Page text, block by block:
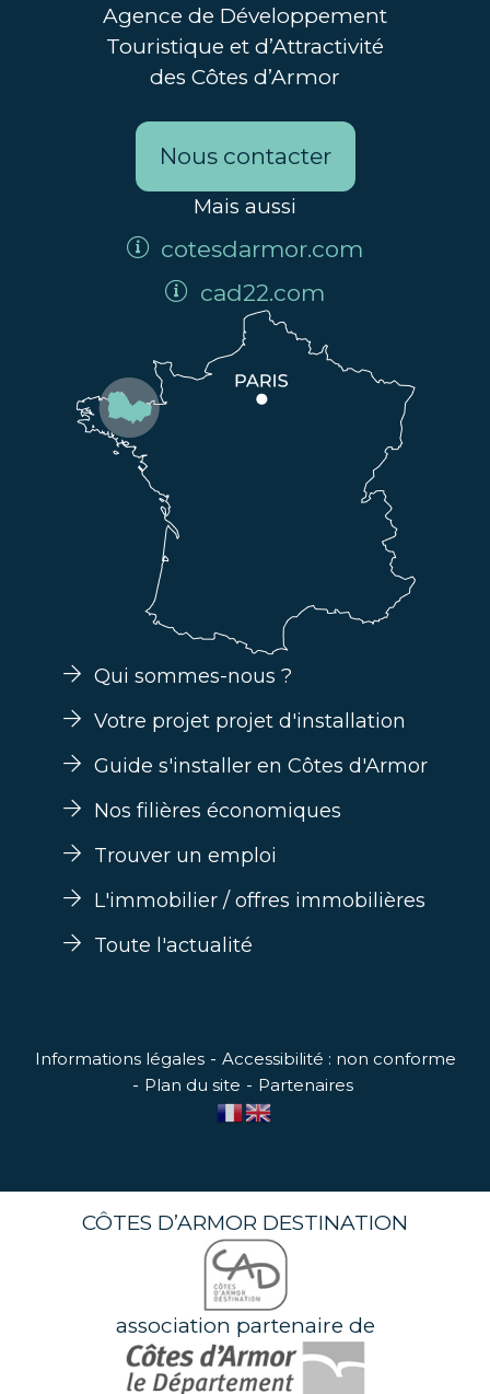
Agence de Développement
Touristique et d’Attractivité
des Côtes d’Armor
Nous contacter
Mais aussi
cotesdarmor.com
cad22.com
Qui sommes-nous ?
Votre projet projet d'installation
Guide s'installer en Côtes d'Armor
Nos filières économiques
Trouver un emploi
L'immobilier / offres immobilières
Toute l'actualité
Informations légales
Accessibilité : non conforme
Plan du site
Partenaires
CÔTES D’ARMOR DESTINATION
association partenaire de